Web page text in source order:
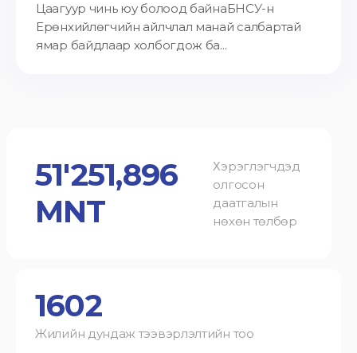
Цаагуур чинь юу болоод байнаБНСУ-н
Ерөнхийлөгчийн айлчлал манай салбартай
ямар байдлаар холбогдож ба...
51'251,896
MNT
Хэрэглэгчдэд
олгосон
даатгалын
нөхөн төлбөр
1602
Жилийн дундаж тээвэрлэлтийн тоо